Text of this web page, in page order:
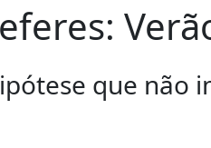
que não